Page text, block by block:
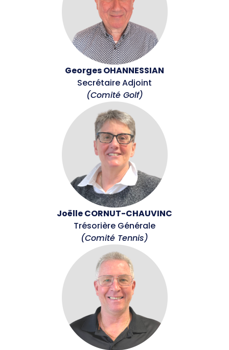
Club 2024 - Fan zone
SERVICES & OUTILS
Prêt de matériel
Mon club près de chez moi
Responsabilité Sociétale
Calcul coût de l'emploi
Ressources pédagogiques
Bourses aux bénévoles
Fiches Conseils
ACTUALITÉS
Haut Niveau
Georges OHANNESSIAN
Secrétaire Adjoint
(Comité Golf)
Joëlle CORNUT-CHAUVINC
Trésorière Générale
(Comité Tennis)